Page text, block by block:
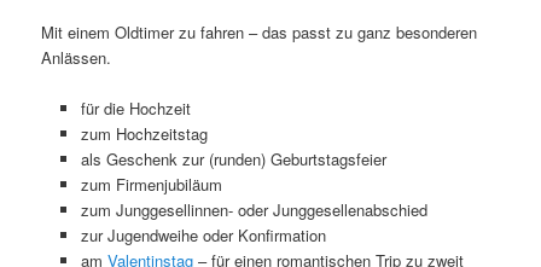
Mit einem Oldtimer zu fahren – das passt zu ganz besonderen
Anlässen.
für die Hochzeit
zum Hochzeitstag
als Geschenk zur (runden) Geburtstagsfeier
zum Firmenjubiläum
zum Junggesellinnen- oder Junggesellenabschied
zur Jugendweihe oder Konfirmation
am Valentinstag– für einen romantischen Trip zu zweit